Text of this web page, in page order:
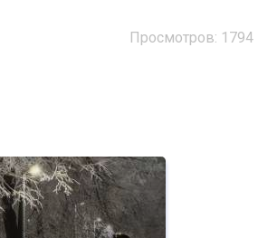
Просмотров: 1794